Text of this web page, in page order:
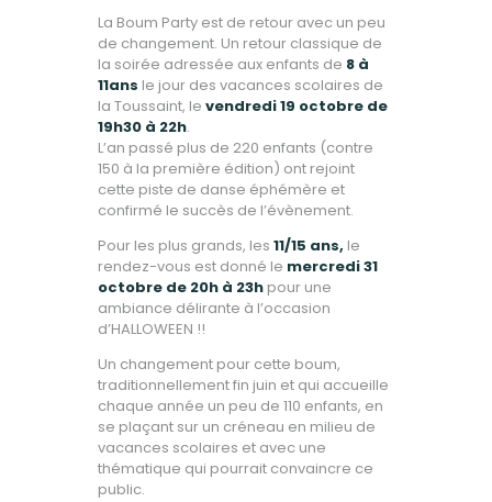
La Boum Party est de retour avec un peu
de changement. Un retour classique de
la soirée adressée aux enfants de 8 à
11ans le jour des vacances scolaires de
la Toussaint, le vendredi 19 octobre de
19h30 à 22h.
L’an passé plus de 220 enfants (contre
150 à la première édition) ont rejoint
cette piste de danse éphémère et
confirmé le succès de l’évènement.
Pour les plus grands, les 11/15 ans, le
rendez-vous est donné le mercredi 31
octobre de 20h à 23h pour une
ambiance délirante à l’occasion
d’HALLOWEEN !!
Un changement pour cette boum,
traditionnellement fin juin et qui accueille
chaque année un peu de 110 enfants, en
se plaçant sur un créneau en milieu de
vacances scolaires et avec une
thématique qui pourrait convaincre ce
public.